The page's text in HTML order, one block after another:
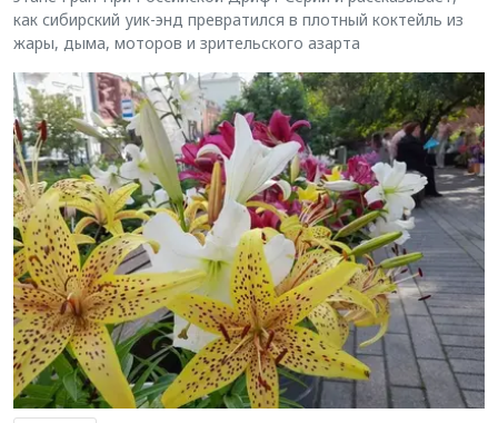
как сибирский уик-энд превратился в плотный коктейль из
жары, дыма, моторов и зрительского азарта